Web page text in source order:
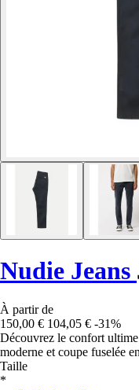
Nudie Jeans
À partir de
150,00 € 104,05 € -31%
Découvrez le confort
moderne et coupe fuselée
Taille
*